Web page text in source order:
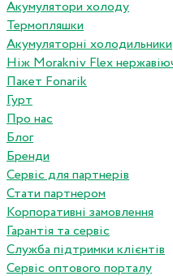
Акумулятори холоду
Термопляшки
Акумуляторні холодильники
Ніж Morakniv Flex
Пакет Fonarik
Гурт
Про нас
Блог
Бренди
Сервіс для партнерів
Стати партнером
Корпоративні замовлення
Гарантія та сервіс
Служба підтримки клієнтів
Сервіс оптового порталу